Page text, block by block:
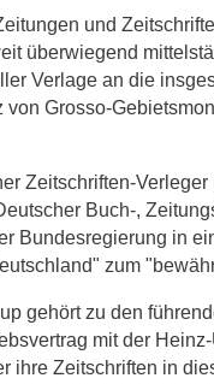
und
überwiegend
Verlage an die
von Grosso-
Zeitschriften-
Buch-,
Bundesregierung in
zum
gehört zu den
mit der
ihre Zeitschriften in